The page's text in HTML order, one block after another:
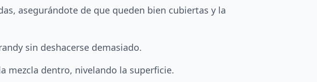
asegurándote de que queden bien cubiertas y la
sin deshacerse demasiado.
mezcla dentro, nivelando la superficie.